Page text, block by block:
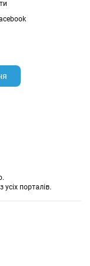
порталів.